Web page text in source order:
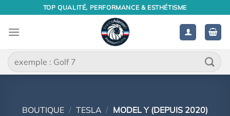
contenu
TOP QUALITÉ, PERFORMANCE & ESTHÉTISME
Recherche
pour :
BOUTIQUE / TESLA / MODEL Y (DEPUIS 2020)